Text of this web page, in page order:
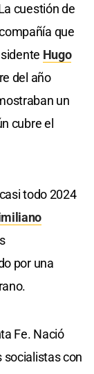
cuestión de
que
Hugo
del año
un
cubre el
todo 2024
por una
Fe. Nació
socialistas con